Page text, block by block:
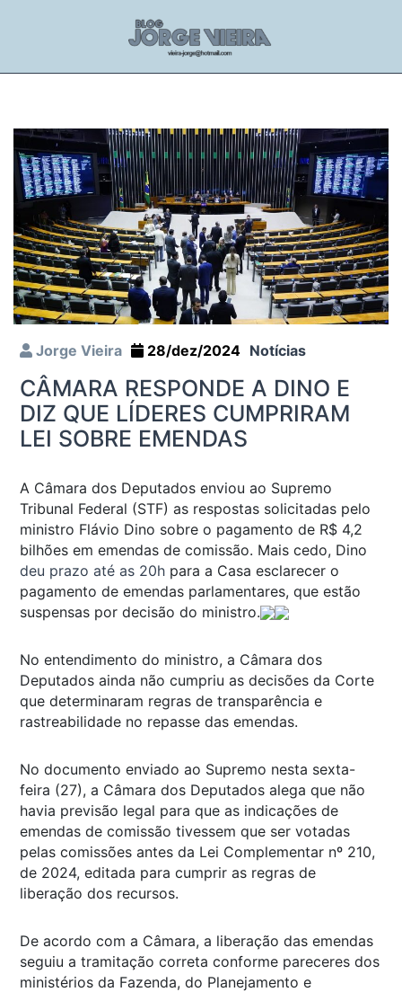
Jorge Vieira 28/dez/2024 Notícias
CÂMARA RESPONDE A DINO E
DIZ QUE LÍDERES CUMPRIRAM
LEI SOBRE EMENDAS
A Câmara dos Deputados enviou ao Supremo
Tribunal Federal (STF) as respostas solicitadas pelo
ministro Flávio Dino sobre o pagamento de R$ 4,2
bilhões em emendas de comissão. Mais cedo, Dino
deu prazo até as 20h para a Casa esclarecer o
pagamento de emendas parlamentares, que estão
suspensas por decisão do ministro.
No entendimento do ministro, a Câmara dos
Deputados ainda não cumpriu as decisões da Corte
que determinaram regras de transparência e
rastreabilidade no repasse das emendas.
No documento enviado ao Supremo nesta sexta-
feira (27), a Câmara dos Deputados alega que não
havia previsão legal para que as indicações de
emendas de comissão tivessem que ser votadas
pelas comissões antes da Lei Complementar nº 210,
de 2024, editada para cumprir as regras de
liberação dos recursos.
De acordo com a Câmara, a liberação das emendas
seguiu a tramitação correta conforme pareceres dos
ministérios da Fazenda, do Planejamento e